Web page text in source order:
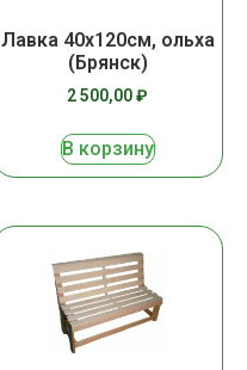
Лавка 40х120см, ольха
(Брянск)
2 500,00₽
В корзину